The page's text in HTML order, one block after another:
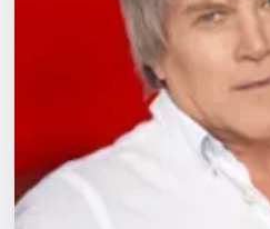
Города
Площадки